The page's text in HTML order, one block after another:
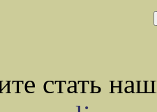
стать